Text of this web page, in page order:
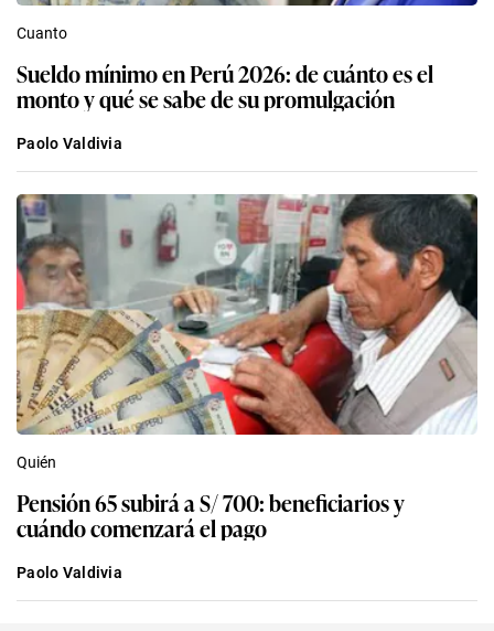
Cuanto
Sueldo mínimo en Perú 2026: de cuánto es el
monto y qué se sabe de su promulgación
Paolo Valdivia
Quién
Pensión 65 subirá a S/ 700: beneficiarios y
cuándo comenzará el pago
Paolo Valdivia